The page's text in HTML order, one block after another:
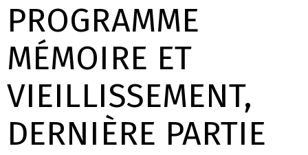
PROGRAMME
MÉMOIRE ET
VIEILLISSEMENT,
DERNIÈRE PARTIE